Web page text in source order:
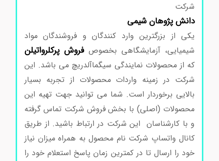
شرکت
دانش پژوهان شیمی
یکی از بزرگترین وارد کنندگان و فروشندگان مواد
شیمیایی، آزمایشگاهی بخصوصفروش پرکلرواتیلن
که از محصولات نمایندگی سیگماآلدریچ می باشد. این
شرکت در زمینه واردات محصولات از تجربه بسیار
بالایی برخوردار است. شما می توانید جهت تهیه این
محصولات (اصلی) با بخش فروش شرکت تماس گرفته
و با کارشناسان این شرکت در ارتباط باشید. از طریق
کانال واتساپ شرکت نام محصول به همراه میزان نیاز
خود را ارسال تا در کمترین زمان پاسخ استعلام خود را